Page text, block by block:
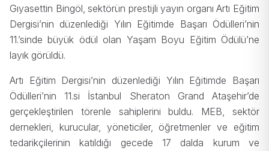
Gıyasettin Bingöl, sektörün prestijli yayın organı Artı Eğitim
Dergisi’nin düzenlediği Yılın Eğitimde Başarı Ödülleri’nin
11.’sinde büyük ödül olan Yaşam Boyu Eğitim Ödülü’ne
layık görüldü.
Artı Eğitim Dergisi’nin düzenlediği Yılın Eğitimde Başarı
Ödülleri’nin 11.si İstanbul Sheraton Grand Ataşehir’de
gerçekleştirilen törenle sahiplerini buldu. MEB, sektör
dernekleri, kurucular, yöneticiler, öğretmenler ve eğitim
tedarikçilerinin katıldığı gecede 17 dalda kurum ve